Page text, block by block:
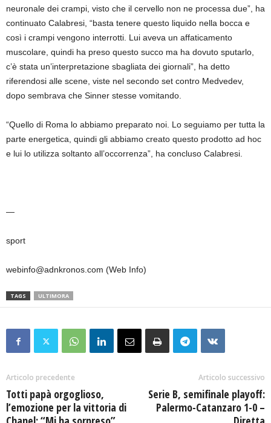
neuronale dei crampi, visto che il cervello non ne processa due”, ha
continuato Calabresi, “basta tenere questo liquido nella bocca e
così i crampi vengono interrotti. Lui aveva un affaticamento
muscolare, quindi ha preso questo succo ma ha dovuto sputarlo,
c’è stata un’interpretazione sbagliata dei giornali”, ha detto
riferendosi alle scene, viste nel secondo set contro Medvedev,
dopo sembrava che Sinner stesse vomitando.
“Quello di Roma lo abbiamo preparato noi. Lo seguiamo per tutta la
parte energetica, quindi gli abbiamo creato questo prodotto ad hoc
e lui lo utilizza soltanto all’occorrenza”, ha concluso Calabresi.
—
sport
webinfo@adnkronos.com (Web Info)
TAGS ULTIMORA
Articolo precedente
Totti papà orgoglioso,
l’emozione per la vittoria di
Articolo successivo
Serie B, semifinale playoff:
Palermo-Catanzaro 1-0 –